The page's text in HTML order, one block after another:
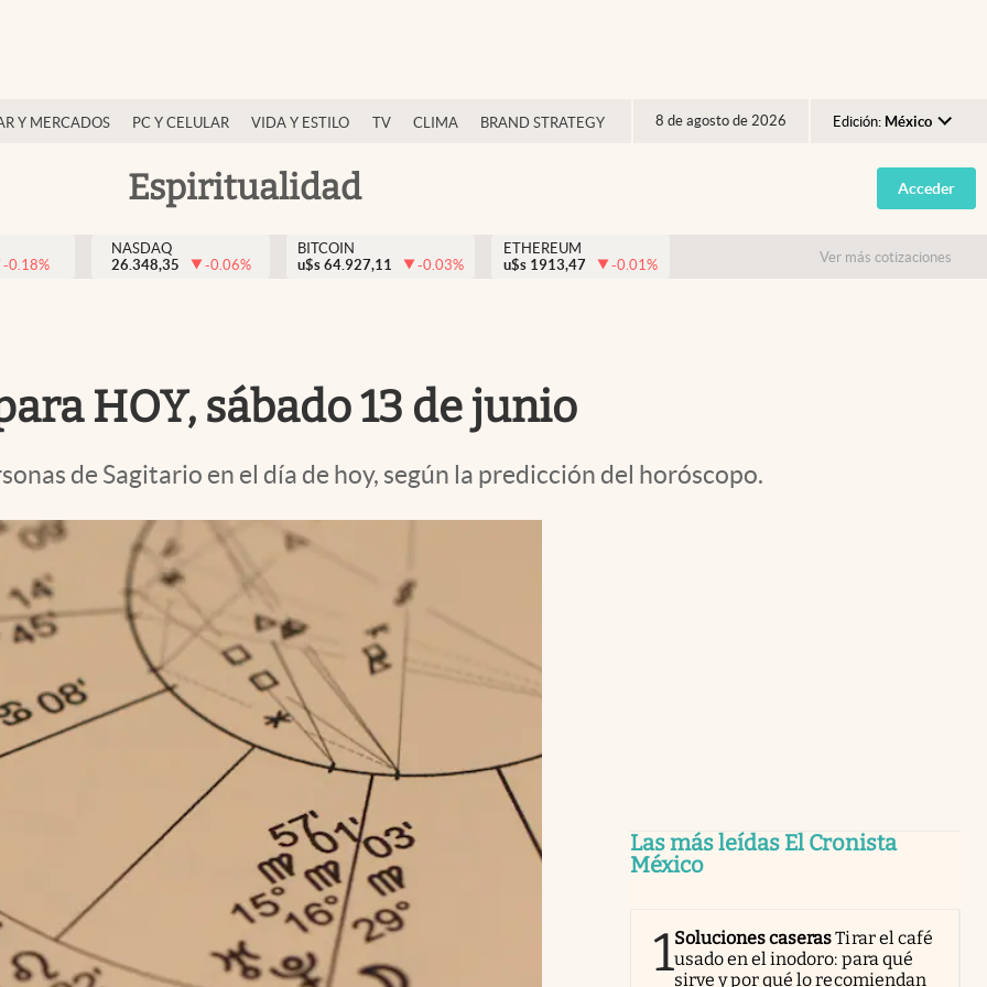
Y MERCADOS PC Y CELULAR VIDA Y ESTILO TV CLIMA BRAND STRATEGY 8 de agosto de 2026 Edición: México
Argentina
España
USA
Espiritualidad Acceder
-0.18%
NASDAQ
26.348,35
-0.06%
BITCOIN
u$s 64.927,11 -0.03%
ETHEREUM
u$s 1913,47 -0.01% Ver más cotizaciones
HOY, sábado 13 de junio
de Sagitario en el día de hoy, según la predicción del horóscopo.
Las más leídas El Cronista
México
1Soluciones caserasTirar el café
usado en el inodoro: para qué
sirve y por qué lo recomiendan